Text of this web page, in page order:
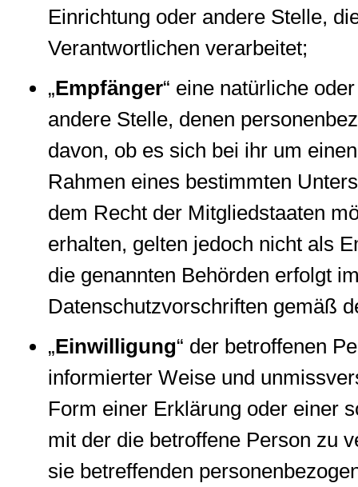
Einrichtung oder andere Stelle,
Verantwortlichen verarbeitet;
„Empfänger“ eine natürliche
andere Stelle, denen
davon, ob es sich bei ihr um
Rahmen eines bestimmten
dem Recht der Mitgliedstaaten
erhalten, gelten jedoch nicht als
die genannten Behörden erfolgt
Datenschutzvorschriften gemäß
„Einwilligung“ der betroffenen
informierter Weise und
Form einer Erklärung oder einer
mit der die betroffene Person zu
sie betreffenden